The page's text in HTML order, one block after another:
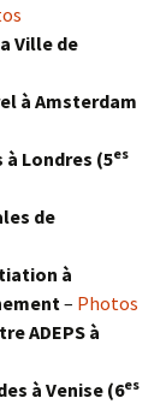
Ville de
à Amsterdam
Londres (5es
de
à
– Photos
ADEPS à
à Venise (6es